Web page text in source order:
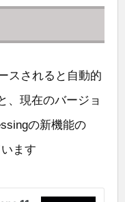
スされると自動的
、現在のバージョ
の新機能の
ます